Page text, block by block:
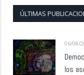
ÚLTIMAS
06/08/
los